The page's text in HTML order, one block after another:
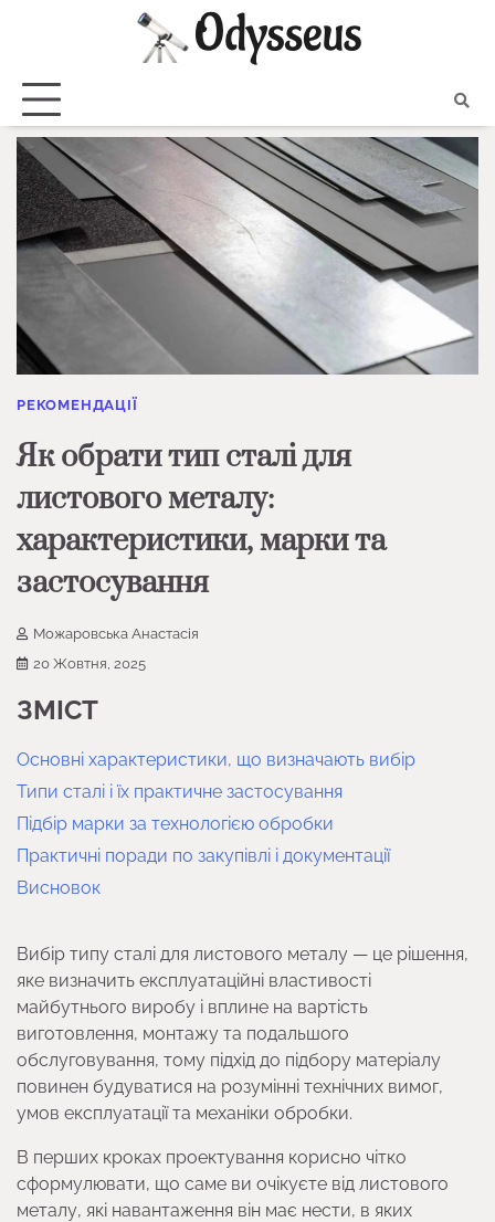
РЕКОМЕНДАЦІЇ
Як обрати тип сталі для
листового металу:
характеристики, марки та
застосування
Можаровська Анастасія
20 Жовтня, 2025
ЗМІСТ
Основні характеристики, що визначають вибір
Типи сталі і їх практичне застосування
Підбір марки за технологією обробки
Практичні поради по закупівлі і документації
Висновок
Вибір типу сталі для листового металу — це рішення,
яке визначить експлуатаційні властивості
майбутнього виробу і вплине на вартість
виготовлення, монтажу та подальшого
обслуговування, тому підхід до підбору матеріалу
повинен будуватися на розумінні технічних вимог,
умов експлуатації та механіки обробки.
В перших кроках проектування корисно чітко
сформулювати, що саме ви очікуєте від листового
металу, які навантаження він має нести, в яких